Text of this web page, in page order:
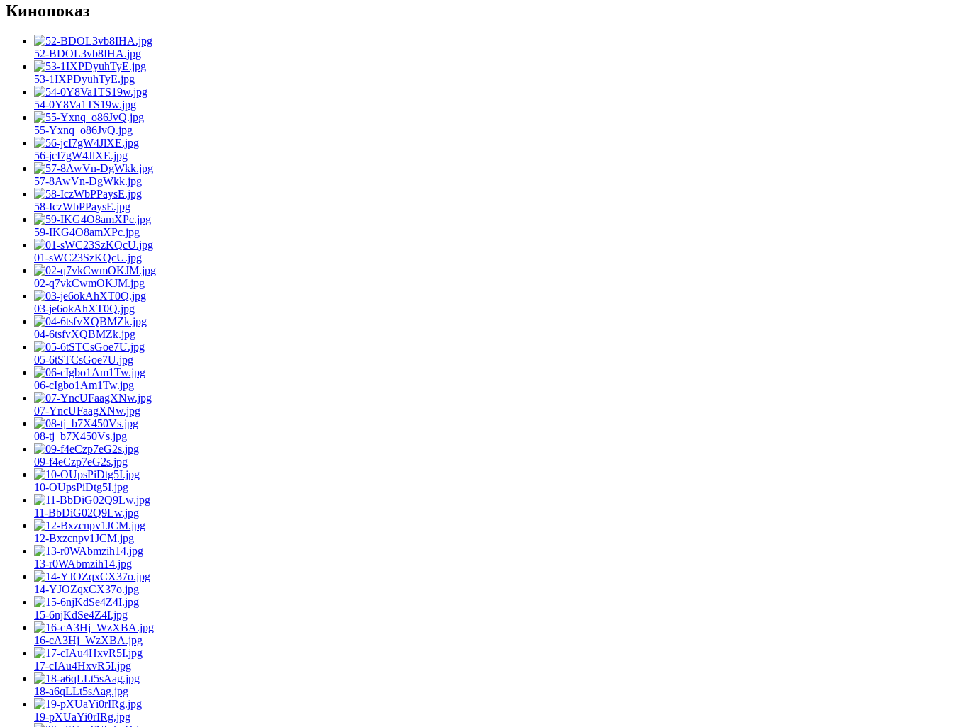
Кинопоказ
52-BDOL3vb8IHA.jpg
53-1IXPDyuhTyE.jpg
54-0Y8Va1TS19w.jpg
55-Yxnq_o86JvQ.jpg
56-jcI7gW4JlXE.jpg
57-8AwVn-DgWkk.jpg
58-IczWbPPaysE.jpg
59-IKG4O8amXPc.jpg
01-sWC23SzKQcU.jpg
02-q7vkCwmOKJM.jpg
03-je6okAhXT0Q.jpg
04-6tsfvXQBMZk.jpg
05-6tSTCsGoe7U.jpg
06-cIgbo1Am1Tw.jpg
07-YncUFaagXNw.jpg
08-tj_b7X450Vs.jpg
09-f4eCzp7eG2s.jpg
10-OUpsPiDtg5I.jpg
11-BbDiG02Q9Lw.jpg
12-Bxzcnpv1JCM.jpg
13-r0WAbmzih14.jpg
14-YJOZqxCX37o.jpg
15-6njKdSe4Z4I.jpg
16-cA3Hj_WzXBA.jpg
17-cIAu4HxvR5I.jpg
18-a6qLLt5sAag.jpg
19-pXUaYi0rIRg.jpg